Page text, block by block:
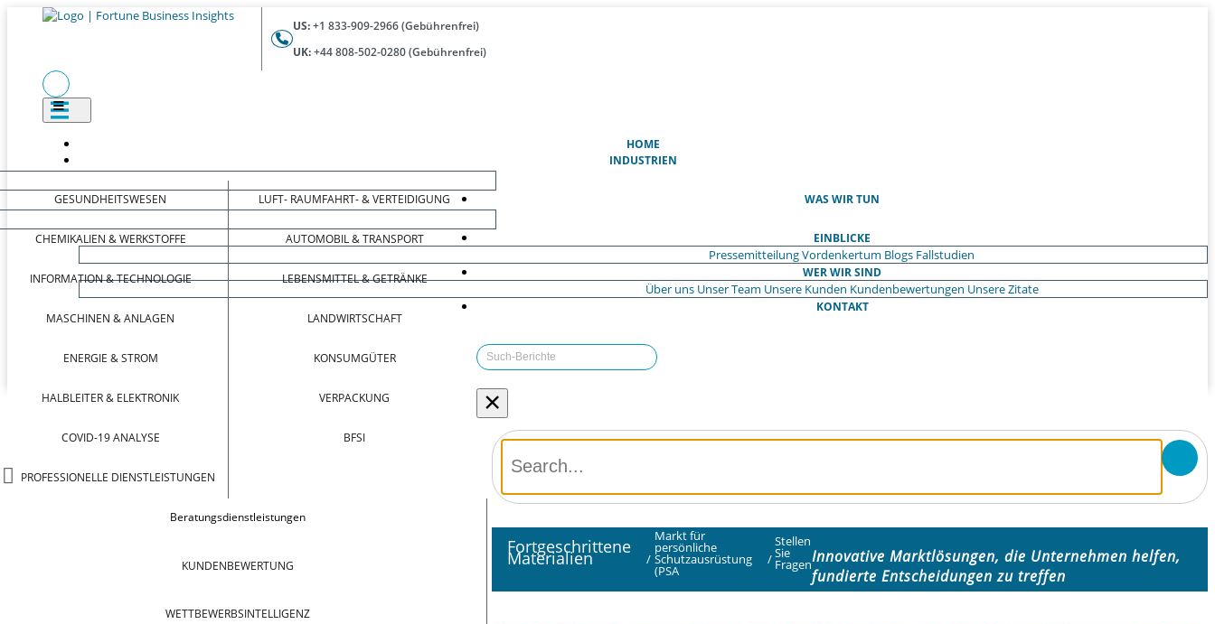
US:+1 833-909-2966 (Gebührenfrei)
UK:+44 808-502-0280 (Gebührenfrei)
HOME
INDUSTRIEN
GESUNDHEITSWESEN
CHEMIKALIEN & WERKSTOFFE
INFORMATION & TECHNOLOGIE
MASCHINEN & ANLAGEN
ENERGIE & STROM
HALBLEITER & ELEKTRONIK
COVID-19 ANALYSE
PROFESSIONELLE DIENSTLEISTUNGEN
LUFT- RAUMFAHRT- & VERTEIDIGUNG
AUTOMOBIL & TRANSPORT
LEBENSMITTEL & GETRÄNKE
LANDWIRTSCHAFT
KONSUMGÜTER
VERPACKUNG
BFSI
WAS WIR TUN
Beratungsdienstleistungen
KUNDENBEWERTUNG
WETTBEWERBSINTELLIGENZ
EINBLICKE
PressemitteilungVordenkertum Blogs Fallstudien
WER WIR SIND
Über uns Unser Team Unsere Kunden Kundenbewertungen Unsere Zitate
KONTAKT
×
Fortgeschrittene
Materialien /
Markt für
persönliche
Schutzausrüstung
(PSA
/
Stellen
Sie
FragenInnovative Marktlösungen, die Unternehmen helfen,
fundierte Entscheidungen zu treffen